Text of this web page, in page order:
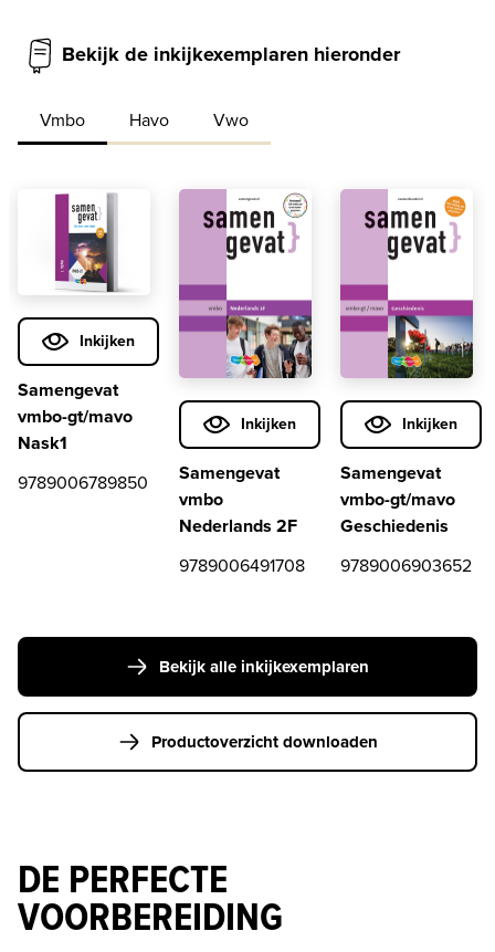
Bekijk de inkijkexemplaren hieronder
Vmbo Havo Vwo
Inkijken
Samengevat
vmbo-gt/mavo
Nask1
9789006789850
Inkijken
Samengevat
vmbo
Nederlands 2F
9789006491708
Inkijken
Samengevat
vmbo-gt/mavo
Geschiedenis
9789006903652
Bekijk alle inkijkexemplaren
Productoverzicht downloaden
DE PERFECTE
VOORBEREIDING